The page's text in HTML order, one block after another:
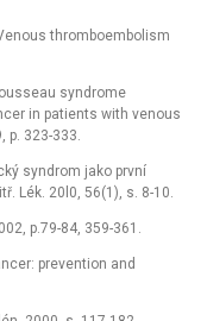
thromboembolism
syndrome
in patients with venous
323-333.
syndrom jako první
Lék. 20l0, 56(1), s. 8-10.
p.79-84, 359-361.
prevention and